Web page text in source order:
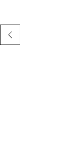
couplings
combination
that